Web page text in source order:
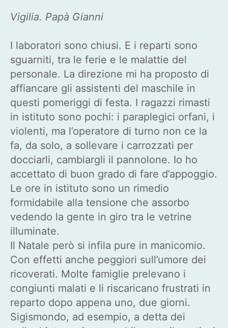
Vigilia. Papà Gianni
I laboratori sono chiusi. E i reparti sono
sguarniti, tra le ferie e le malattie del
personale. La direzione mi ha proposto di
affiancare gli assistenti del maschile in
questi pomeriggi di festa. I ragazzi rimasti
in istituto sono pochi: i paraplegici orfani, i
violenti, ma l’operatore di turno non ce la
fa, da solo, a sollevare i carrozzati per
docciarli, cambiargli il pannolone. Io ho
accettato di buon grado di fare d’appoggio.
Le ore in istituto sono un rimedio
formidabile alla tensione che assorbo
vedendo la gente in giro tra le vetrine
illuminate.
Il Natale però si infila pure in manicomio.
Con effetti anche peggiori sull’umore dei
ricoverati. Molte famiglie prelevano i
congiunti malati e li riscaricano frustrati in
reparto dopo appena uno, due giorni.
Sigismondo, ad esempio, a detta dei